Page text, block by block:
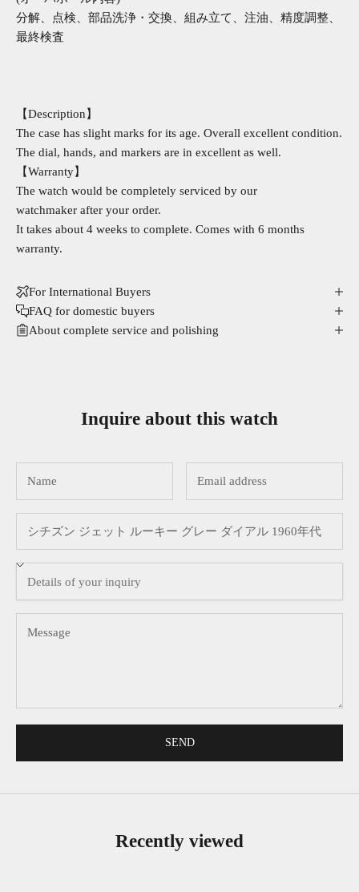
分解、点検、部品洗浄・交換、組み立て、注油、精度調整、
最終検査
【Description】
The case has slight marks for its age. Overall excellent condition.
The dial, hands, and markers are in excellent as well.
【Warranty】
The watch would be completely serviced by our
watchmaker after your order.
It takes about 4 weeks to complete. Comes with 6 months
warranty.
For International Buyers
FAQ for domestic buyers
About complete service and polishing
Inquire about this watch
SEND
Recently viewed